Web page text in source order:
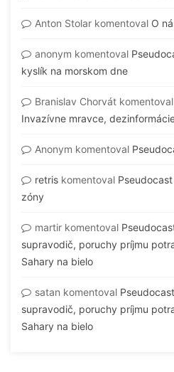
Anton Stolar komentoval O
anonym komentoval
kyslík na morskom dne
Branislav Chorvát komentoval
Invazívne mravce,
Anonym komentoval
retris komentoval
zóny
martir komentoval
supravodič, poruchy príjmu
Sahary na bielo
satan komentoval
supravodič, poruchy príjmu
Sahary na bielo